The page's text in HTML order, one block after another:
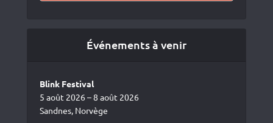
Événements à venir
Blink Festival
5 août 2026 – 8 août 2026
Sandnes, Norvège